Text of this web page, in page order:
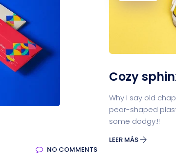
NO COMMENTS
Cozy
Why I say old
pear-shaped
some dodgy.!!
LEER MÁS